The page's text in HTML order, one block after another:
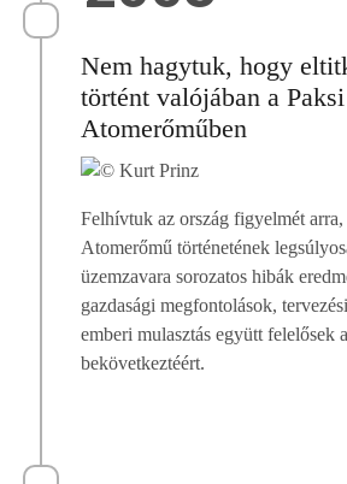
Nem hagytuk, hogy
történt valójában a Paksi
Atomerőműben
Felhívtuk az ország figyelmét
Atomerőmű történetének
üzemzavara sorozatos hibák
gazdasági megfontolások,
emberi mulasztás együtt felelősek
bekövetkeztéért.